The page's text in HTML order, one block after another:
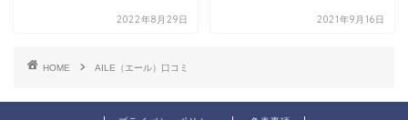
2022年8月29日 2021年9月16日
HOME AILE（エール）口コミ